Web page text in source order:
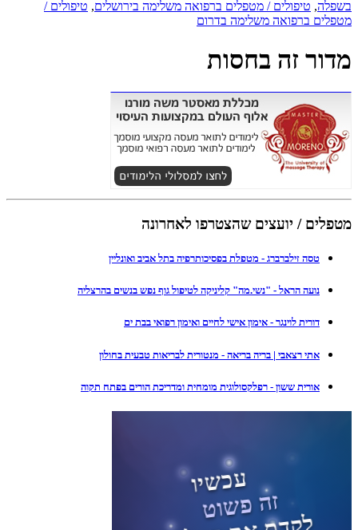
בשפלה, טיפולים / מטפלים ברפואה משלימה בירושלים, טיפולים /
מטפלים ברפואה משלימה בדרום
מדור זה בחסות
מטפלים / יועצים שהצטרפו לאחרונה
טסה זילברברג - מטפלת בפסיכותרפיה בתל אביב ואונליין
נועה הראל - "נשי.מה" קליניקה לטיפול גוף נפש בנשים בהרצליה
דורית לוינגר - אימון אישי לחיים ואימון רפואי בבת ים
אתי רצאבי | בריה בריאה - מנטורית לבריאות טבעית בחולון
אורית ששון - רפלקסולוגית מומחית ומדריכת הורים בפתח תקוה